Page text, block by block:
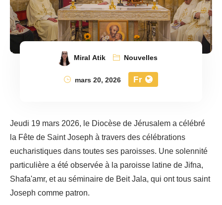
Miral Atik
Nouvelles
mars 20, 2026
Fr
Jeudi 19 mars 2026, le Diocèse de Jérusalem a célébré
la Fête de Saint Joseph à travers des célébrations
eucharistiques dans toutes ses paroisses. Une solennité
particulière a été observée à la paroisse latine de Jifna,
Shafa'amr, et au séminaire de Beit Jala, qui ont tous saint
Joseph comme patron.